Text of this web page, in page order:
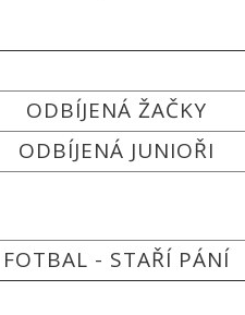
ODBÍJENÁ ŽAČKY
ODBÍJENÁ JUNIOŘI
FOTBAL - STAŘÍ PÁNÍ